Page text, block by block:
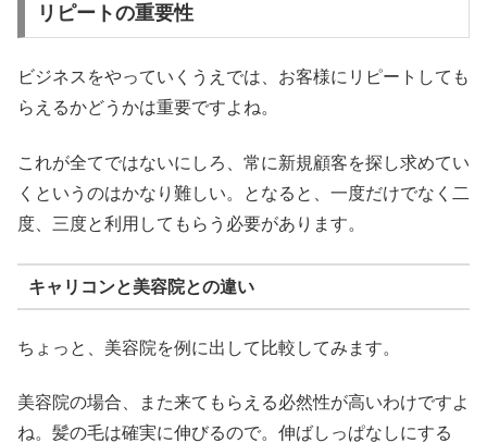
リピートの重要性
ビジネスをやっていくうえでは、お客様にリピートしても
らえるかどうかは重要ですよね。
これが全てではないにしろ、常に新規顧客を探し求めてい
くというのはかなり難しい。となると、一度だけでなく二
度、三度と利用してもらう必要があります。
キャリコンと美容院との違い
ちょっと、美容院を例に出して比較してみます。
美容院の場合、また来てもらえる必然性が高いわけですよ
ね。髪の毛は確実に伸びるので。伸ばしっぱなしにする